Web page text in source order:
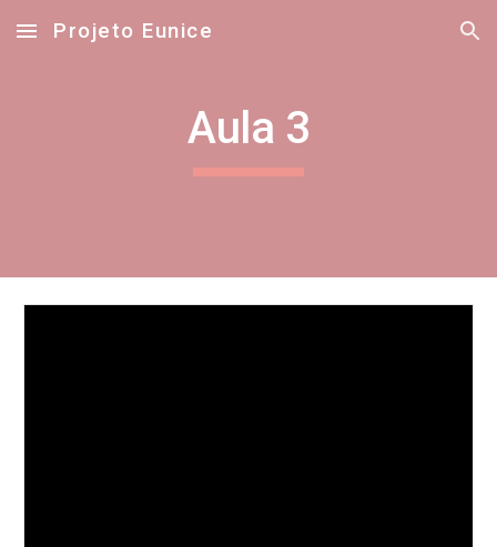
Skip to main content Skip to navigation
Projeto Eunice
Aula 3